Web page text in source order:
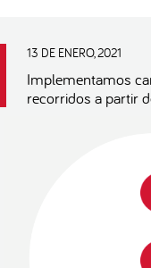
13 DE ENERO, 2021
Implementamos
recorridos a partir